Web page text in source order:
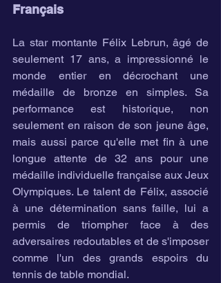
Français
La star montante Félix Lebrun, âgé de
seulement 17 ans, a impressionné le
monde entier en décrochant une
médaille de bronze en simples. Sa
performance est historique, non
seulement en raison de son jeune âge,
mais aussi parce qu'elle met fin à une
longue attente de 32 ans pour une
médaille individuelle française aux Jeux
Olympiques. Le talent de Félix, associé
à une détermination sans faille, lui a
permis de triompher face à des
adversaires redoutables et de s'imposer
comme l'un des grands espoirs du
tennis de table mondial.